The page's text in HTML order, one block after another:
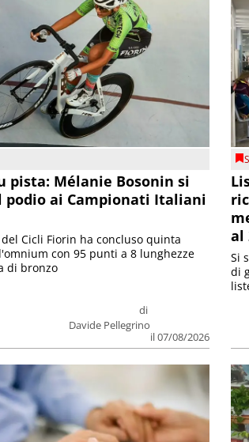
pista: Mélanie Bosonin si
podio ai Campionati Italiani
di
Davide Pellegrino
il 07/08/2026
Cicli Fiorin ha concluso quinta
con 95 punti a 8 lunghezze
di bronzo
al
Si
di